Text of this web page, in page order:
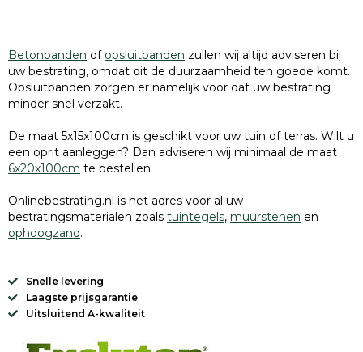
Betonbanden of opsluitbanden zullen wij altijd adviseren bij
uw bestrating, omdat dit de duurzaamheid ten goede komt.
Opsluitbanden zorgen er namelijk voor dat uw bestrating
minder snel verzakt.
De maat 5x15x100cm is geschikt voor uw tuin of terras. Wilt u
een oprit aanleggen? Dan adviseren wij minimaal de maat
6x20x100cm te bestellen.
Onlinebestrating.nl is het adres voor al uw
bestratingsmaterialen zoals tuintegels, muurstenen en
ophoogzand.
Snelle levering
Laagste prijsgarantie
Uitsluitend A-kwaliteit